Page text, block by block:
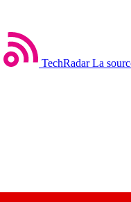
TechRadar La